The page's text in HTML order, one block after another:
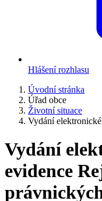
Hlášení rozhlasu
Úvodní stránka
Úřad obce
Životní situace
Vydání
Vydání
evidence